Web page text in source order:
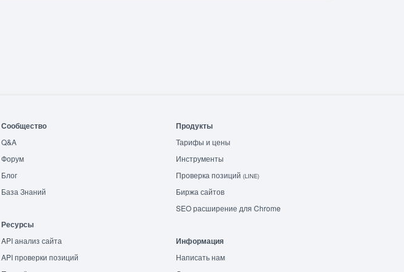
Сообщество
Q&A
Форум
Блог
База Знаний
Ресурсы
API анализ сайта
API проверки позиций
Продукты
Тарифы и цены
Инструменты
Проверка позиций (LINE)
Биржа сайтов
SEO расширение для Chrome
Информация
Написать нам